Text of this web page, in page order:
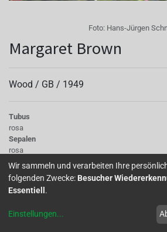
Foto: Hans-Jürgen
Margaret Brown
Wood / GB / 1949
Tubus
rosa
Sepalen
rosa
Korolle/Petalen
kräftiges pinkrosa
Staubgefäße
rosa
creme
Wir sammeln und verarbeiten Ihre
folgenden Zwecke: Besucher
Essentiell .
Einstellungen...